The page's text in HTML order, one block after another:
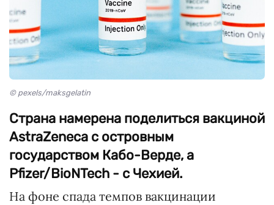
© pexels/maksgelatin
Страна намерена поделиться вакциной
AstraZeneca с островным
государством Кабо-Верде, а
Pfizer/BioNTech - с Чехией.
На фоне спада темпов вакцинации